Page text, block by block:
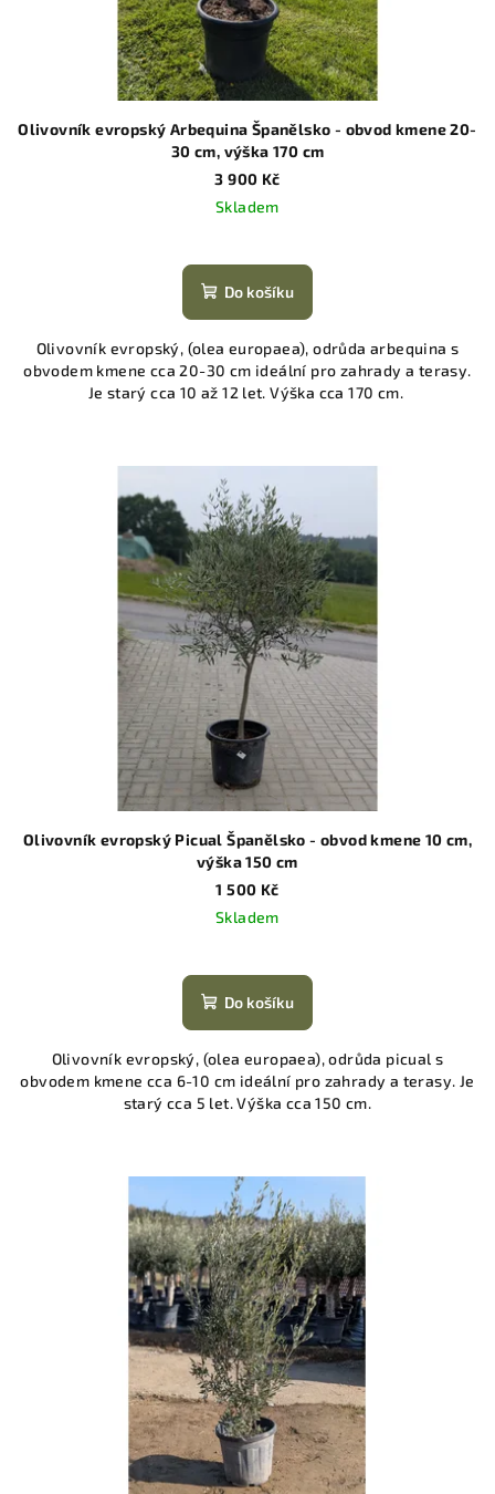
Olivovník evropský Arbequina Španělsko - obvod kmene 20-
30 cm, výška 170 cm
3 900 Kč
Skladem
Do košíku
Olivovník evropský, (olea europaea), odrůda arbequina s
obvodem kmene cca 20-30 cm ideální pro zahrady a terasy.
Je starý cca 10 až 12 let. Výška cca 170 cm.
Olivovník evropský Picual Španělsko - obvod kmene 10 cm,
výška 150 cm
1 500 Kč
Skladem
Do košíku
Olivovník evropský, (olea europaea), odrůda picual s
obvodem kmene cca 6-10 cm ideální pro zahrady a terasy. Je
starý cca 5 let. Výška cca 150 cm.